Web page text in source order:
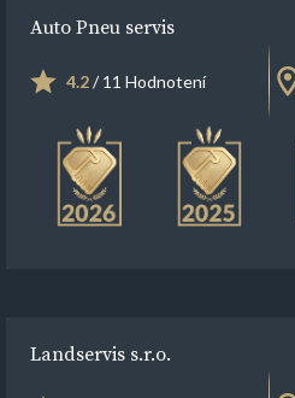
Auto Pneu servis
4.2/ 11 Hodnotení
Landservis s.r.o.